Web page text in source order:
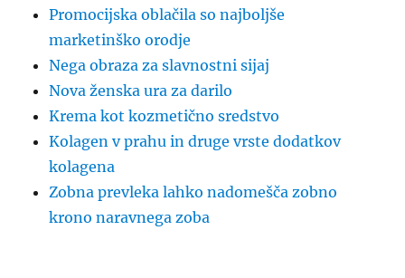
Promocijska oblačila so najboljše
marketinško orodje
Nega obraza za slavnostni sijaj
Nova ženska ura za darilo
Krema kot kozmetično sredstvo
Kolagen v prahu in druge vrste dodatkov
kolagena
Zobna prevleka lahko nadomešča zobno
krono naravnega zoba